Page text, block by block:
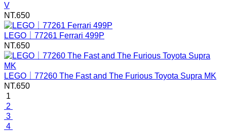
V
NT.650
LEGO｜77261 Ferrari 499P
NT.650
LEGO｜77260 The Fast and The Furious Toyota Supra MK
NT.650
1
2
3
4